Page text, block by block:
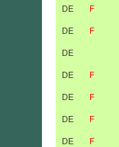
DE F
DE F
DE
DE F
DE F
DE F
DE F